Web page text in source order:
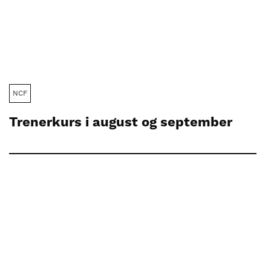
NCF
Trenerkurs i august og september